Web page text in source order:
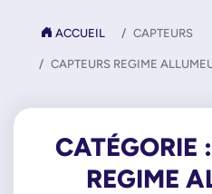
ACCUEIL CAPTEURS
CAPTEURS REGIME
CATÉGORIE
REGIME